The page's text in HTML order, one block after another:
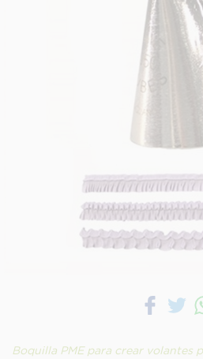
Boquilla PME para crear volantes